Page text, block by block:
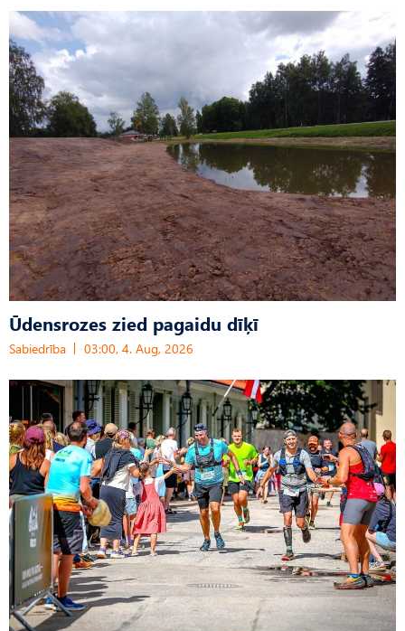
Ūdensrozes zied pagaidu dīķī
Sabiedrība 03:00, 4. Aug, 2026